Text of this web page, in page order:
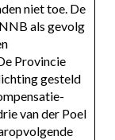
niet toe. De
als gevolg
Provincie
gesteld
van der Poel